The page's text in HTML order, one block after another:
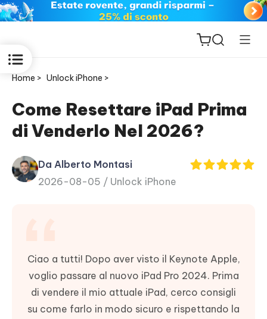
for iOS
iAnyGo
Home > Unlock iPhone >
Come Resettare iPad Prima
di Venderlo Nel 2026?
Da Alberto Montasi
2026-08-05 / Unlock iPhone
Ciao a tutti! Dopo aver visto il Keynote Apple,
voglio passare al nuovo iPad Pro 2024. Prima
di vendere il mio attuale iPad, cerco consigli
su come farlo in modo sicuro e rispettando la